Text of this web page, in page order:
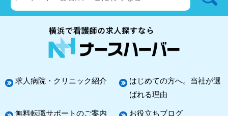
求人病院・クリニック紹介
はじめての方へ。当社が選
ばれる理由
無料転職サポートのご案内 お役立ちブログ